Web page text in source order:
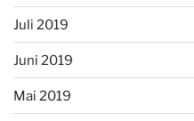
Juli 2019
Juni 2019
Mai 2019